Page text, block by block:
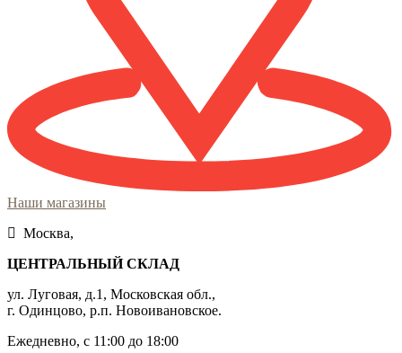
Наши магазины
Москва,
ЦЕНТРАЛЬНЫЙ СКЛАД
ул. Луговая, д.1, Московская обл.,
г. Одинцово, р.п. Новоивановское.
Ежедневно, с 11:00 до 18:00